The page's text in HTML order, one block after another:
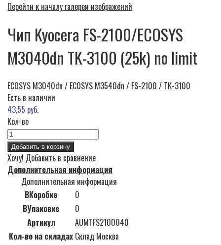
Перейти к началу галереи изображений
Чип Kyocera FS-2100/ECOSYS
M3040dn TK-3100 (25k) no limit
ECOSYS M3040dn / ECOSYS M3540dn / FS-2100 / TK-3100
Есть в наличии
43,55 руб.
Кол-во
Добавить в корзину
Хочу! Добавить в сравнение
Дополнительная информация
Дополнительная информация
ВКоробке
0
ВУпаковке
0
Артикул
AUMTFS2100040
Кол-во на складах Склад Москва